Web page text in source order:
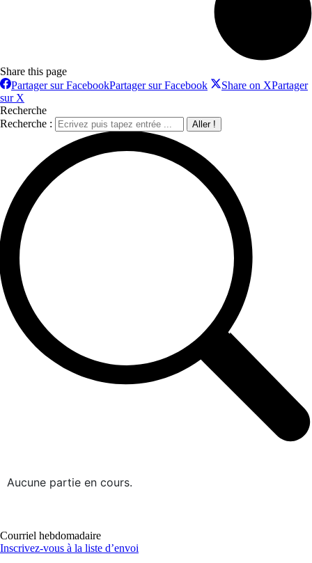
Share this page
Partager sur FacebookPartager sur Facebook Share on XPartager
sur X
Recherche
Recherche :
Aucune partie en cours.
Courriel hebdomadaire
Inscrivez-vous à la liste d’envoi